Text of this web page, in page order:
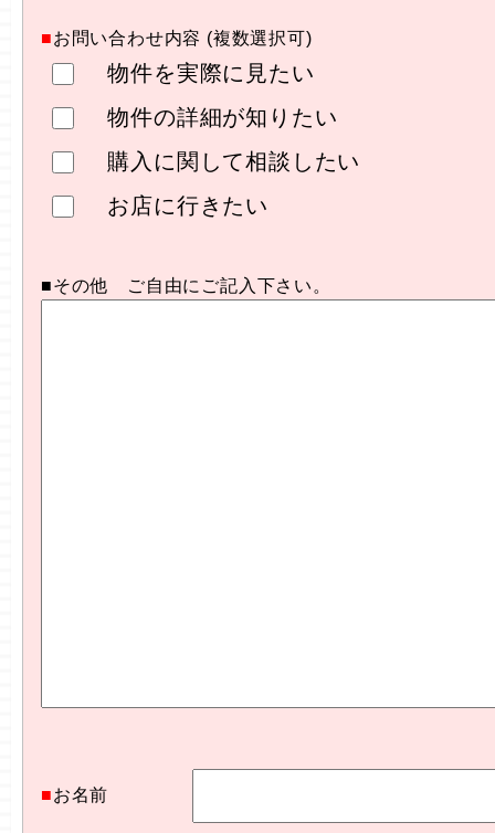
■お問い合わせ内容 (複数選択可)
物件を実際に見たい
物件の詳細が知りたい
購入に関して相談したい
お店に行きたい
■その他 ご自由にご記入下さい。
■お名前